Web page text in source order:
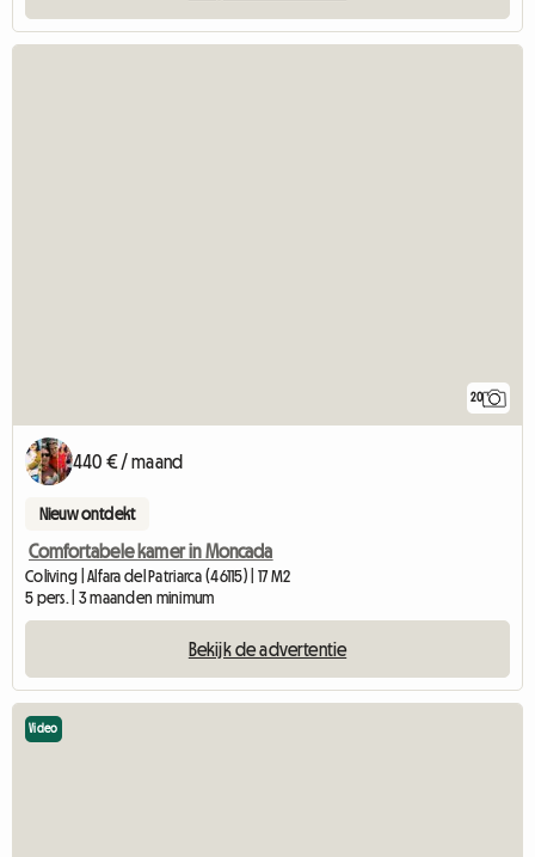
20
440 € / maand
Nieuw ontdekt
Comfortabele kamer in Moncada
Coliving | Alfara del Patriarca (46115) | 17 M2
5 pers. | 3 maanden minimum
Bekijk de advertentie
Video